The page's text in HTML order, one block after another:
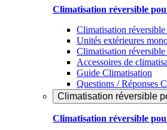
Climatisation réversible
Climatisation
Unités extérieures
Climatisation réversible
Accessoires de
Guide Climatisation
Questions / Réponses
Climatisation réversible
Climatisation réversible